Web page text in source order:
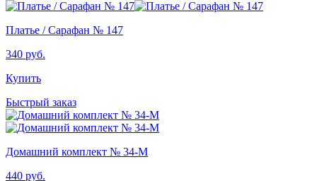
Платье / Сарафан № 147
340 руб.
Купить
Быстрый заказ
Домашний комплект № 34-М
440 руб.